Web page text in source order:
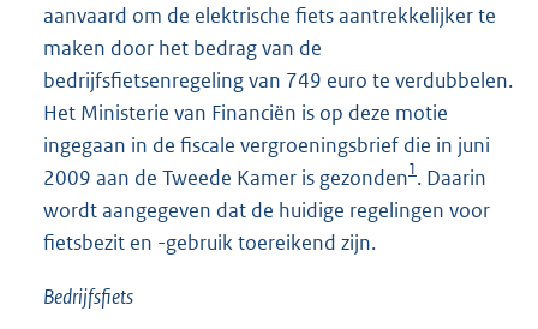
aanvaard om de elektrische fiets aantrekkelijker te
maken door het bedrag van de
bedrijfsfietsenregeling van 749 euro te verdubbelen.
Het Ministerie van Financiën is op deze motie
ingegaan in de fiscale vergroeningsbrief die in juni
2009 aan de Tweede Kamer is gezonden1. Daarin
wordt aangegeven dat de huidige regelingen voor
fietsbezit en -gebruik toereikend zijn.
Bedrijfsfiets